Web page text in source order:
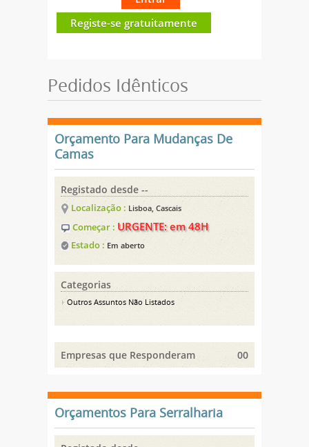
Registe-se gratuitamente
Pedidos Idênticos
Orçamento Para Mudanças De
Camas
Registado desde --
Localização : Lisboa, Cascais
Começar : URGENTE: em 48H
Estado : Em aberto
Categorias
Outros Assuntos Não Listados
Empresas que Responderam 00
Orçamentos Para Serralharia